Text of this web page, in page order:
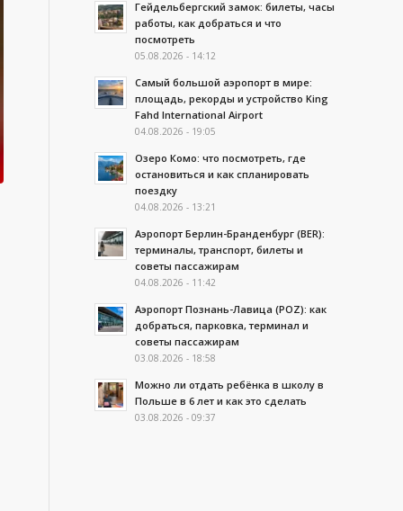
Гейдельбергский замок: билеты, часы
работы, как добраться и что
посмотреть
05.08.2026 - 14:12
Самый большой аэропорт в мире:
площадь, рекорды и устройство King
Fahd International Airport
04.08.2026 - 19:05
Озеро Комо: что посмотреть, где
остановиться и как спланировать
поездку
04.08.2026 - 13:21
Аэропорт Берлин-Бранденбург (BER):
терминалы, транспорт, билеты и
советы пассажирам
04.08.2026 - 11:42
Аэропорт Познань-Лавица (POZ): как
добраться, парковка, терминал и
советы пассажирам
03.08.2026 - 18:58
Можно ли отдать ребёнка в школу в
Польше в 6 лет и как это сделать
03.08.2026 - 09:37